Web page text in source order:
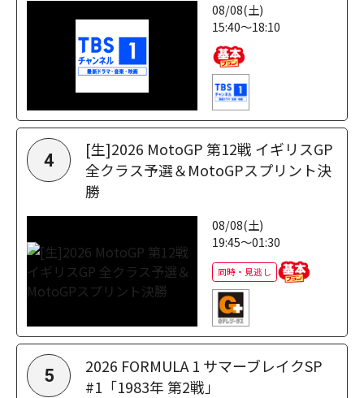
08/08(土)
15:40～18:10
4
[生]2026 MotoGP 第12戦 イギリスGP
全クラス予選＆MotoGPスプリント決
勝
08/08(土)
19:45～01:30
同時・見逃し
5
2026 FORMULA 1 サマーブレイクSP
#1「1983年 第2戦」